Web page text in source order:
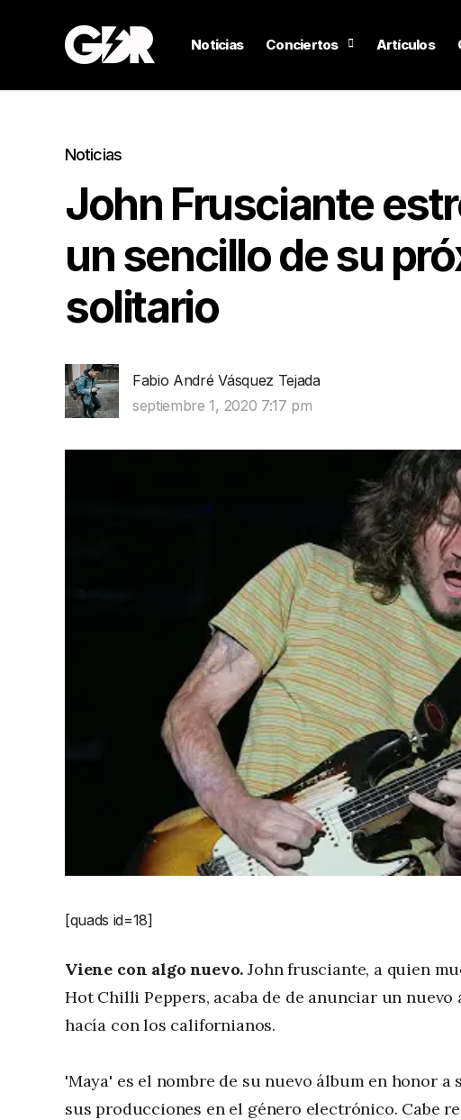
Noticias Conciertos Artículos
Noticias
John Frusciante
un sencillo de su
solitario
Fabio André Vásquez Tejada
septiembre 1, 2020 7:17 pm
[quads id=18]
Viene con algo nuevo. John frusciante, a quien
Hot Chilli Peppers, acaba de de anunciar un
hacía con los californianos.
'Maya' es el nombre de su nuevo álbum en honor
sus producciones en el género electrónico. Cabe